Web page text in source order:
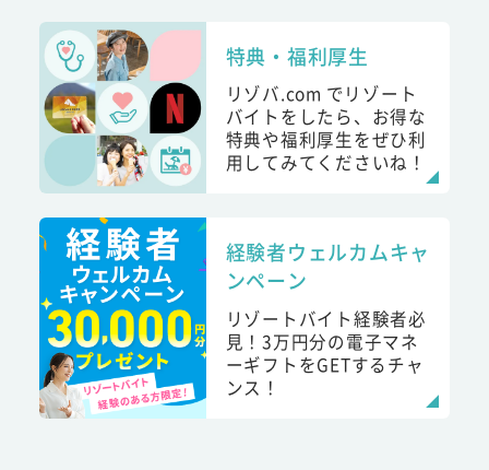
特典・福利厚生
リゾバ.com でリゾート
バイトをしたら、お得な
特典や福利厚生をぜひ利
用してみてくださいね！
経験者ウェルカムキャ
ンペーン
リゾートバイト経験者必
見！3万円分の電子マネ
ーギフトをGETするチャ
ンス！